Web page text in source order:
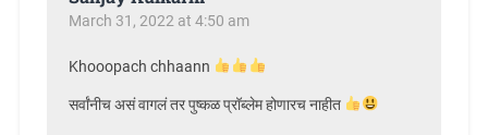
March 31, 2022 at 4:50 am
Khooopach chhaann
सर्वांनीच असं वागलं तर पुष्कळ प्रॉब्लेम होणारच नाहीत